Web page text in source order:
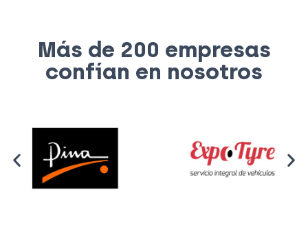
Más de 200 empresas
confían en nosotros